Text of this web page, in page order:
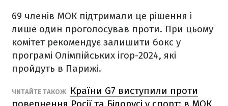
69 членів МОК підтримали це рішення і
лише один проголосував проти. При цьому
комітет рекомендує залишити бокс у
програмі Олімпійських ігор-2024, які
пройдуть в Парижі.
ЧИТАЙТЕ ТАКОЖ
Країни G7 виступили проти